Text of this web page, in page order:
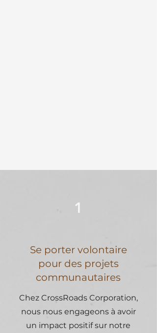
1
Se porter volontaire
pour des projets
communautaires
Chez CrossRoads Corporation,
nous nous engageons à avoir
un impact positif sur notre